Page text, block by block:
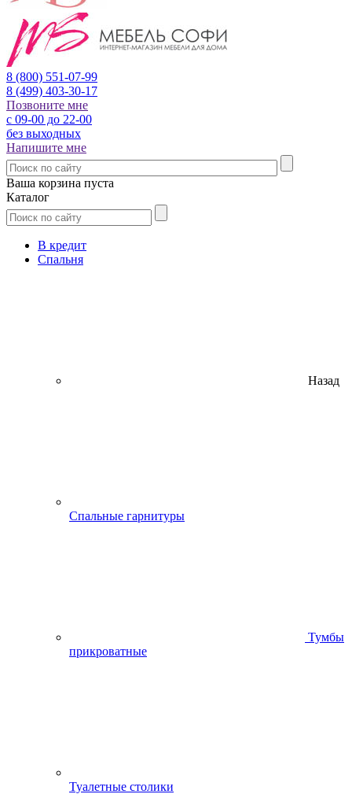
8 (800) 551-07-99
8 (499) 403-30-17
Позвоните мне
с 09-00 до 22-00
без выходных
Напишите мне
Ваша корзина пуста
Каталог
В кредит
Спальня
Назад
Спальные гарнитуры
Тумбы
прикроватные
Туалетные столики